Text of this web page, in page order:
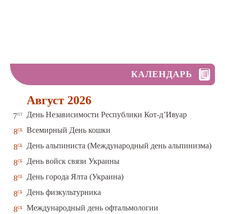
КАЛЕНДАРЬ
Август 2026
7пт День Независимости Республики Кот-д’Ивуар
8сб Всемирный День кошки
8сб День альпиниста (Международный день альпинизма)
8сб День войск связи Украины
8сб День города Ялта (Украина)
8сб День физкультурника
8сб Международный день офтальмологии